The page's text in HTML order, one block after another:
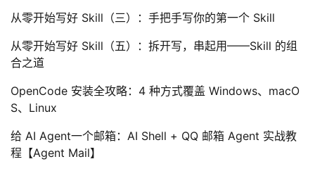
从零开始写好 Skill（三）：手把手写你的第一个 Skill
从零开始写好 Skill（五）：拆开写，串起用——Skill 的组
合之道
OpenCode 安装全攻略：4 种方式覆盖 Windows、macO
S、Linux
给 AI Agent一个邮箱：AI Shell + QQ 邮箱 Agent 实战教
程【Agent Mail】